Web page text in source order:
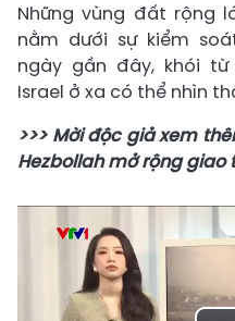
Những vùng đất rộng
nằm dưới sự kiểm
ngày gần đây, khói
Israel ở xa có thể nhìn
>>> Mời độc giả xem
Hezbollah mở rộng giao